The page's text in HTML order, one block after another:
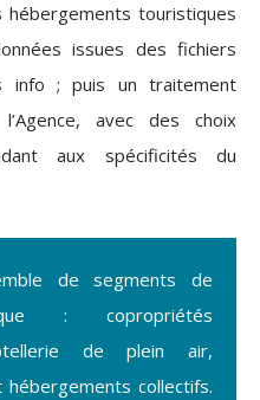
hébergements touristiques
issues des fichiers
info ; puis un traitement
avec des choix
aux spécificités du
de segments de
: copropriétés
de plein air,
collectifs.